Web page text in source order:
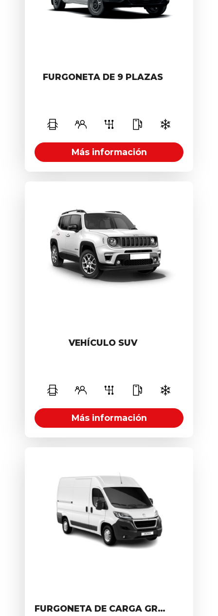
FURGONETA DE 9 PLAZAS
Más información
VEHÍCULO SUV
Más información
FURGONETA DE CARGA GRANDE